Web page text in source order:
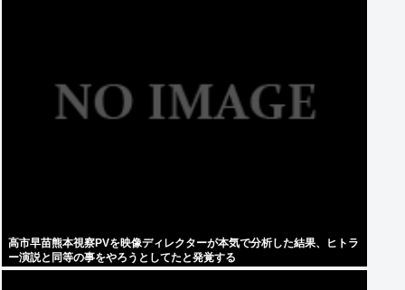
高市早苗熊本視察PVを映像ディレクターが本気で分析した結果、ヒトラ
ー演説と同等の事をやろうとしてたと発覚する